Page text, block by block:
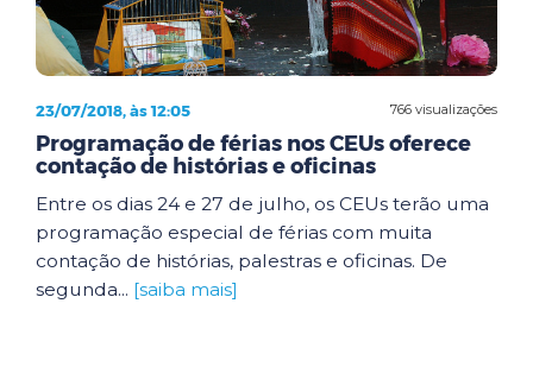
766 visualizações
23/07/2018, às 12:05
Programação de férias nos CEUs oferece
contação de histórias e oficinas
Entre os dias 24 e 27 de julho, os CEUs terão uma
programação especial de férias com muita
contação de histórias, palestras e oficinas. De
segunda... [saiba mais]